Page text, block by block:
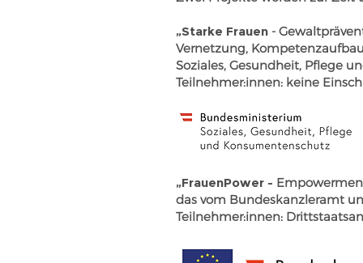
„Starke Frauen -
Vernetzung,
Soziales, Gesundheit, Pflege
Teilnehmer:innen: keine
„FrauenPower -
das vom Bundeskanzleramt
Teilnehmer:innen: